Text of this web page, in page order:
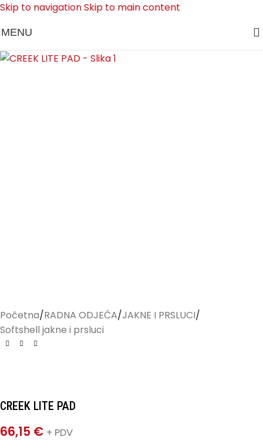
Skip to navigationSkip to main content
MENU
Početna/RADNA ODJEĆA/JAKNE I PRSLUCI/
Softshell jakne i prsluci
CREEK LITE PAD
66,15 € + PDV